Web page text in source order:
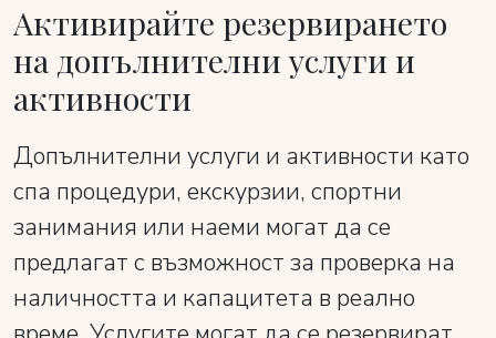
Активирайте резервирането
на допълнителни услуги и
активности
Допълнителни услуги и активности като
спа процедури, екскурзии, спортни
занимания или наеми могат да се
предлагат с възможност за проверка на
наличността и капацитета в реално